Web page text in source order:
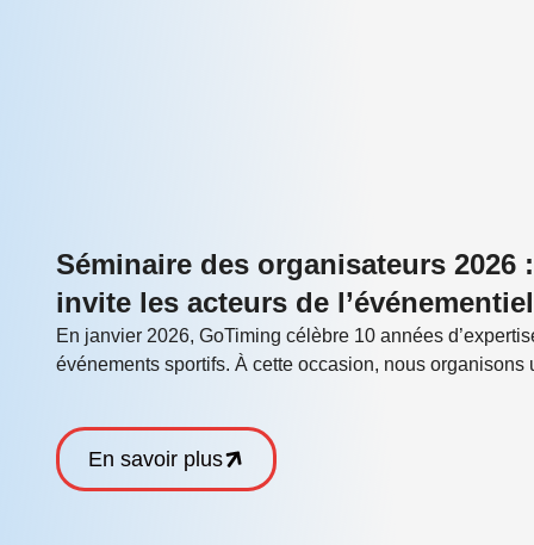
Séminaire des organisateurs 2026
invite les acteurs de
En janvier 2026, GoTiming célèbre 10 années
événements sportifs. À cette occasion, nous
En savoir plus